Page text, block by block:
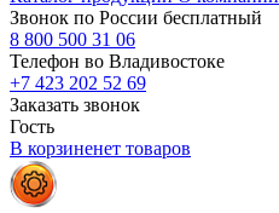
Звонок по России бесплатный
8 800 500 31 06
Телефон во Владивостоке
+7 423 202 52 69
Заказать звонок
Гость
В корзиненет товаров